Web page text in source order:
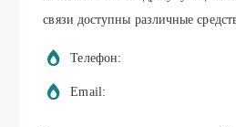
связи доступны различные
Телефон:
Email: